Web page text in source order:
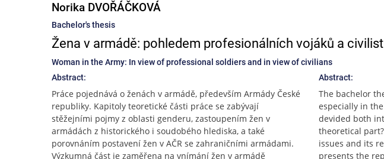
Norika DVOŘÁČKOVÁ
Bachelor's thesis
Žena v armádě: pohledem profesionálních vojáků a
Woman in the Army: In view of professional soldiers and in view of civilians
Abstract:
Práce pojednává o ženách v armádě, především Armády České
republiky. Kapitoly teoretické části práce se zabývají
stěžejními pojmy z oblasti genderu, zastoupením žen v
armádách z historického i soudobého hlediska, a také
porovnáním postavení žen v AČR se zahraničními armádami.
Výzkumná část je zaměřena na vnímání žen v armádě
Abstract:
The bachelor
especially in
devided both
theoretical
issues and its
presents the